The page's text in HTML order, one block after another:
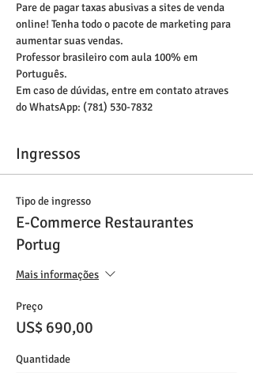
Pare de pagar taxas abusivas a sites de venda
online! Tenha todo o pacote de marketing para
aumentar suas vendas.
Professor brasileiro com aula 100% em
Português.
Em caso de dúvidas, entre em contato atraves
do WhatsApp: (781) 530-7832
Ingressos
Tipo de ingresso
E-Commerce Restaurantes
Portug
Mais informações
Preço
US$ 690,00
Quantidade